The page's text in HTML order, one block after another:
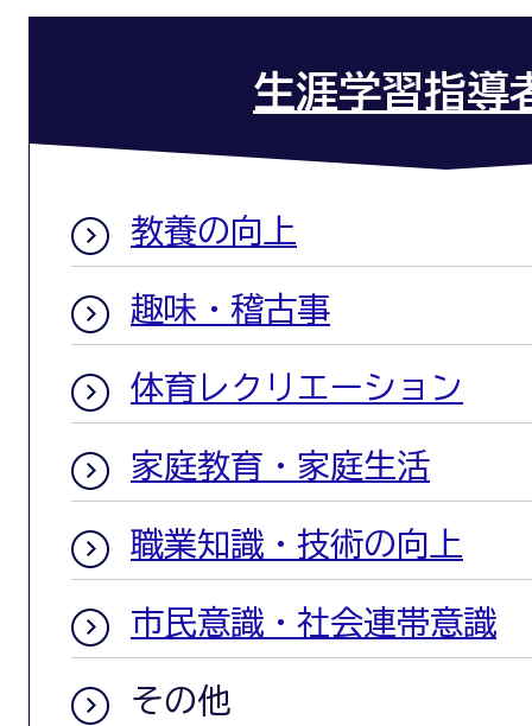
生涯学習指導
教養の向上
趣味・稽古事
体育レクリエーション
家庭教育・家庭生活
職業知識・技術の向上
市民意識・社会連帯意識
その他